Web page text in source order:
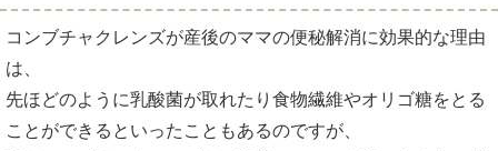
コンブチャクレンズが産後のママの便秘解消に効果的な理由
は、
先ほどのように乳酸菌が取れたり食物繊維やオリゴ糖をとる
ことができるといったこともあるのですが、